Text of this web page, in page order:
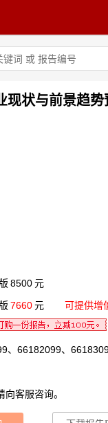
现状与前景趋势
8500元
7660元 可提供增
、66182099、
客服咨询。